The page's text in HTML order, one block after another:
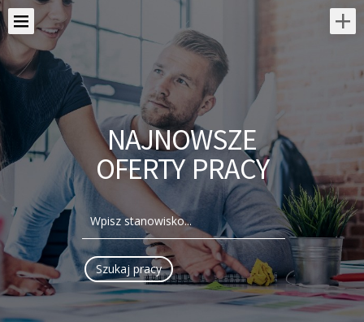
NAJNOWSZE
OFERTY PRACY